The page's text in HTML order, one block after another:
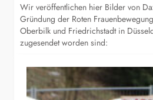
Wir veröffentlichen hier Bilder von
Gründung der Roten
Oberbilk und Friedrichstadt in
zugesendet worden sind: